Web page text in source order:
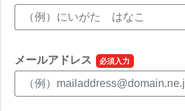
メールアドレス